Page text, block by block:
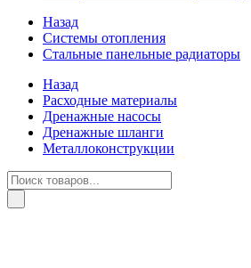
Назад
Системы отопления
Стальные панельные радиаторы
Назад
Расходные материалы
Дренажные насосы
Дренажные шланги
Металлоконструкции